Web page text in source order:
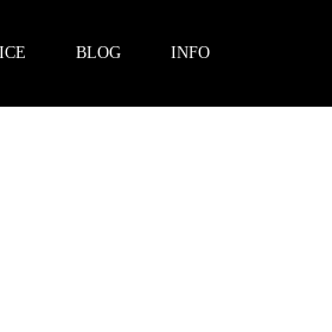
BLOG INFO